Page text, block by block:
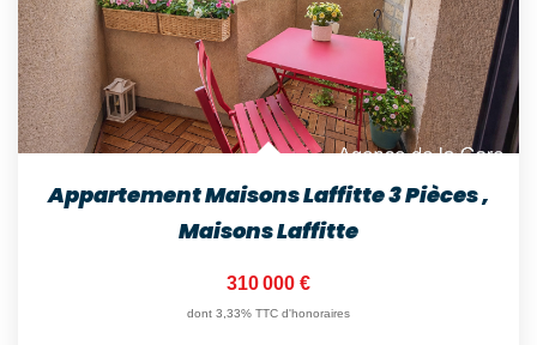
Appartement Maisons Laffitte 3 Pièces,
Maisons Laffitte
310 000 €
dont 3,33% TTC d'honoraires